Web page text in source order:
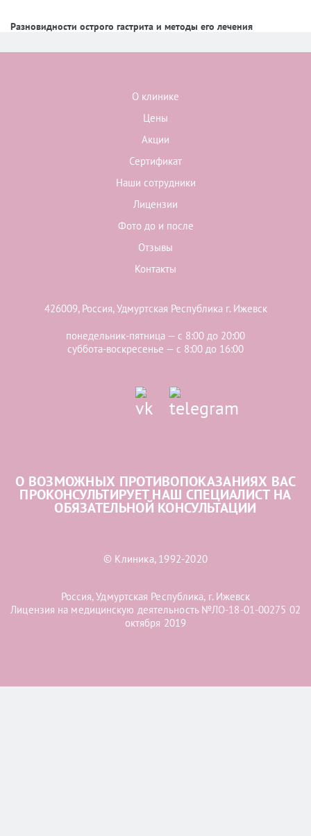
Разновидности острого гастрита и методы его лечения
О клинике
Цены
Акции
Сертификат
Наши сотрудники
Лицензии
Фото до и после
Отзывы
Контакты
426009, Россия, Удмуртская Республика г. Ижевск
понедельник-пятница — с 8:00 до 20:00
суббота-воскресенье — с 8:00 до 16:00
О ВОЗМОЖНЫХ ПРОТИВОПОКАЗАНИЯХ ВАС
ПРОКОНСУЛЬТИРУЕТ НАШ СПЕЦИАЛИСТ НА
ОБЯЗАТЕЛЬНОЙ КОНСУЛЬТАЦИИ
© Клиника, 1992-2020
Россия, Удмуртская Республика, г. Ижевск
Лицензия на медицинскую деятельность №ЛО-18-01-00275 02
октября 2019